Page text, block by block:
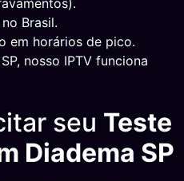
Brasil.
em horários de pico.
nosso IPTV funciona
seu Teste
Diadema SP